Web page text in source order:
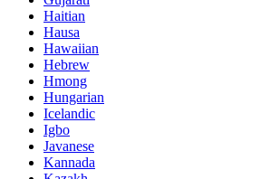
Haitian
Hausa
Hawaiian
Hebrew
Hmong
Hungarian
Icelandic
Igbo
Javanese
Kannada